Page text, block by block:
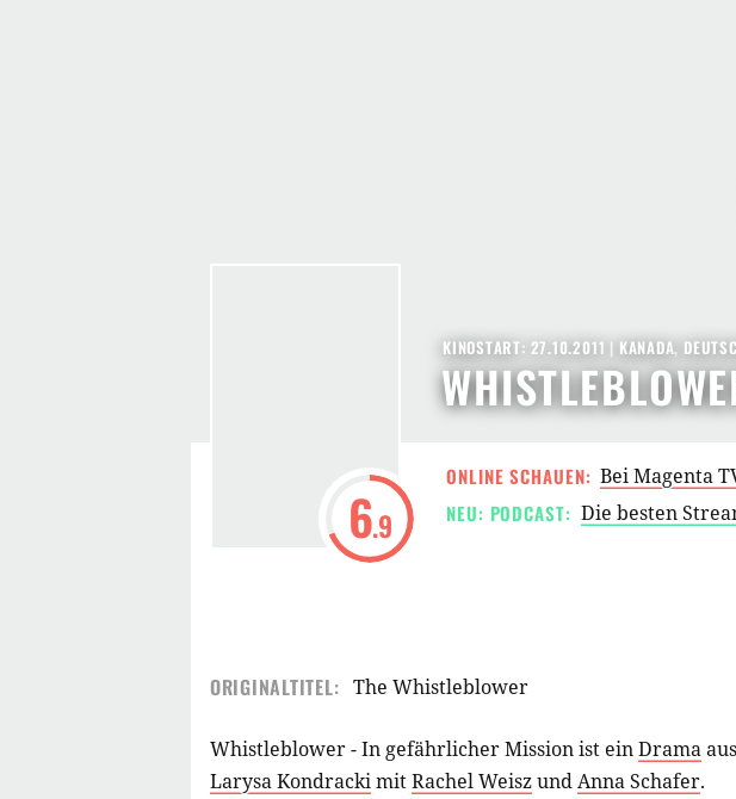
6.9
KINOSTART: 27.10.2011 | KANADA,
ONLINE SCHAUEN: Bei Magenta
NEU: PODCAST: Die besten
ORIGINALTITEL: The Whistleblower
Whistleblower - In gefährlicher Mission ist einDrama
Larysa KondrackimitRachel WeiszundAnna Schafer.